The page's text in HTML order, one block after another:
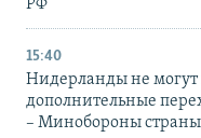
РФ
15:40
Нидерланды не могут
дополнительные
– Минобороны страны